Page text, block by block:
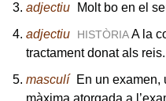
adjectiu
Molt bo en el
adjectiu
HISTÒRIAA la
tractament donat als reis.
masculí
En un examen,
màxima atorgada a